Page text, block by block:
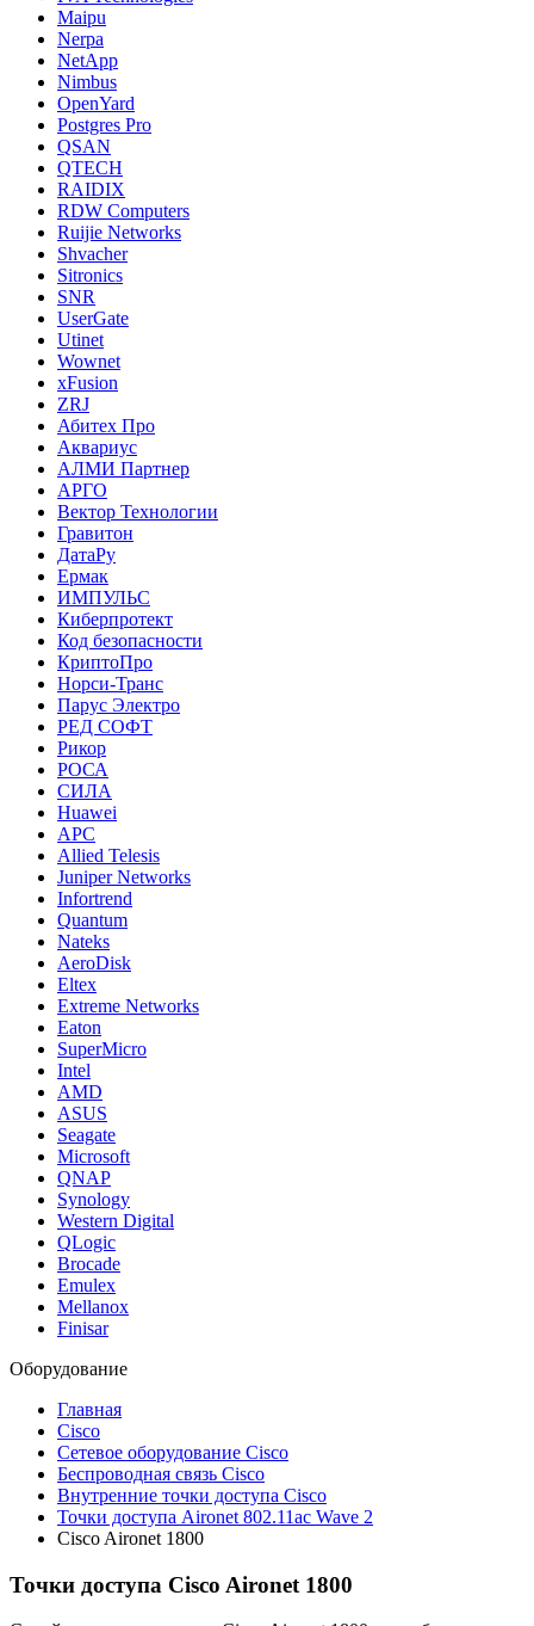
Maipu
Nerpa
NetApp
Nimbus
OpenYard
Postgres Pro
QSAN
QTECH
RAIDIX
RDW Computers
Ruijie Networks
Shvacher
Sitronics
SNR
UserGate
Utinet
Wownet
xFusion
ZRJ
Абитех Про
Аквариус
АЛМИ Партнер
АРГО
Вектор Технологии
Гравитон
ДатаРу
Ермак
ИМПУЛЬС
Киберпротект
Код безопасности
КриптоПро
Норси-Транс
Парус Электро
РЕД СОФТ
Рикор
РОСА
СИЛА
Huawei
APC
Allied Telesis
Juniper Networks
Infortrend
Quantum
Nateks
AeroDisk
Eltex
Extreme Networks
Eaton
SuperMicro
Intel
AMD
ASUS
Seagate
Microsoft
QNAP
Synology
Western Digital
QLogic
Brocade
Emulex
Mellanox
Finisar
Оборудование
Главная
Cisco
Сетевое оборудование Cisco
Беспроводная связь Cisco
Внутренние точки доступа Cisco
Точки доступа Aironet 802.11ac Wave 2
Cisco Aironet 1800
Точки доступа Cisco Aironet 1800